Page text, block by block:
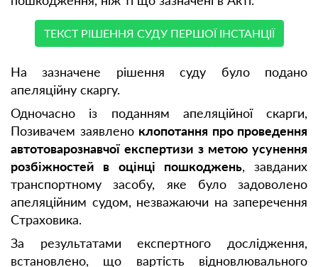
ТЕКСТ РІШЕННЯ СУДУ ПЕРШОЇ ІНСТАНЦІЇ
На зазначене рішення суду було подано
апеляційну скаргу.
Одночасно із поданням апеляційної скарги,
Позивачем заявлено клопотання про проведення
автотоварознавчої експертизи з метою усунення
розбіжностей в оцінці пошкоджень, завданих
транспортному засобу, яке було задоволено
апеляційним судом, незважаючи на заперечення
Страховика.
За результатами експертного дослідження,
встановлено, що вартість відновлювального